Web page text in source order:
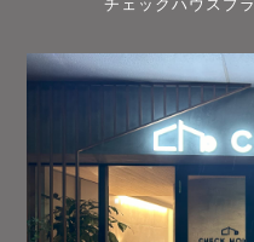
チェックハウスプ